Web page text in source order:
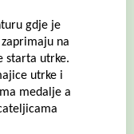
gdje je
na
starta utrke.
utrke i
medalje a